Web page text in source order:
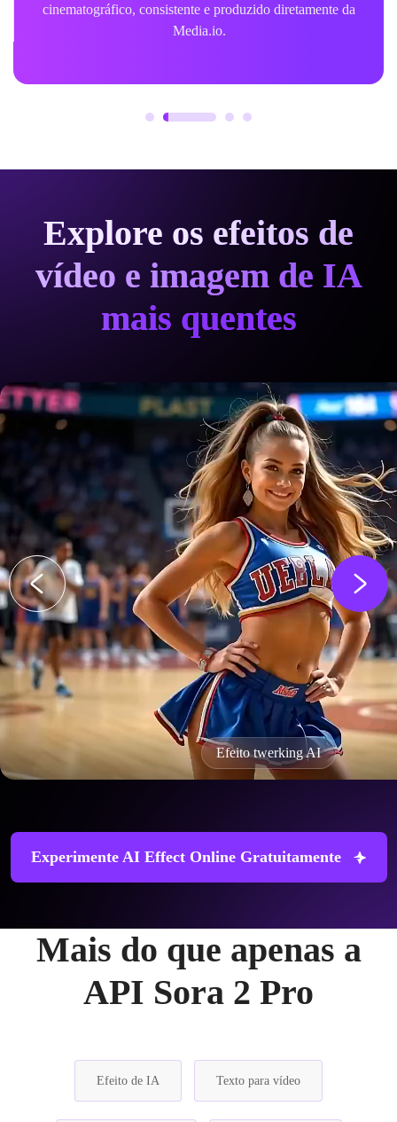
cinematográfico, consistente e produzido diretamente da
Media.io.
Explore os efeitos de
vídeo e imagem de IA
mais quentes
Efeito twerking AI
Experimente AI Effect Online Gratuitamente
Mais do que apenas a
API Sora 2 Pro
Efeito de IA Texto para vídeo